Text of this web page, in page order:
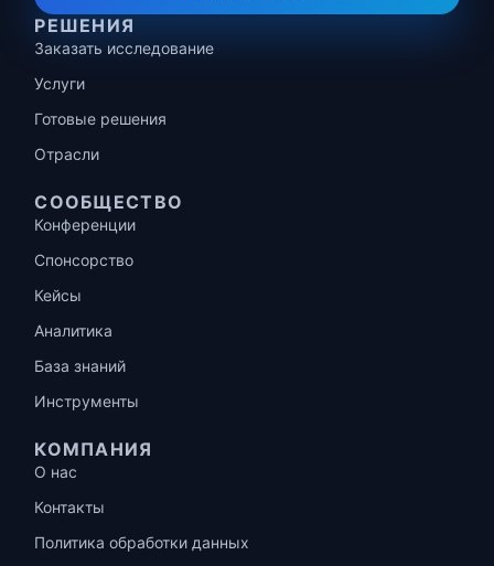
РЕШЕНИЯ
Заказать исследование
Услуги
Готовые решения
Отрасли
СООБЩЕСТВО
Конференции
Спонсорство
Кейсы
Аналитика
База знаний
Инструменты
КОМПАНИЯ
О нас
Контакты
Политика обработки данных